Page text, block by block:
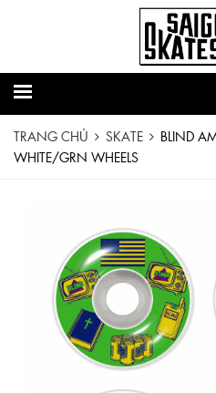
TRANG CHỦ SKATE
BLIND
WHITE/GRN WHEELS